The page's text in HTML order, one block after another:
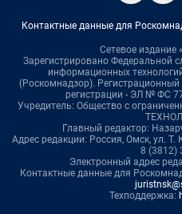
Контактные данные для
Сетевое издание
Зарегистрировано Федеральной
информационных
(Роскомнадзор).
регистрации - ЭЛ № ФС
Учредитель: Общество с
Главный редактор:
Адрес редакции: Россия, Омск, ул.
8 (3812)
Электронный адрес
Контактные данные для
Техподдержка: